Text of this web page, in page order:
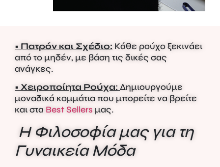
• Πατρόν και Σχέδιο: Κάθε ρούχο ξεκινάει
από το μηδέν, με βάση τις δικές σας
ανάγκες.
• Χειροποίητα Ρούχα: Δημιουργούμε
μοναδικά κομμάτια που μπορείτε να βρείτε
και στα Best Sellers μας.
Η Φιλοσοφία μας για τη
Γυναικεία Μόδα